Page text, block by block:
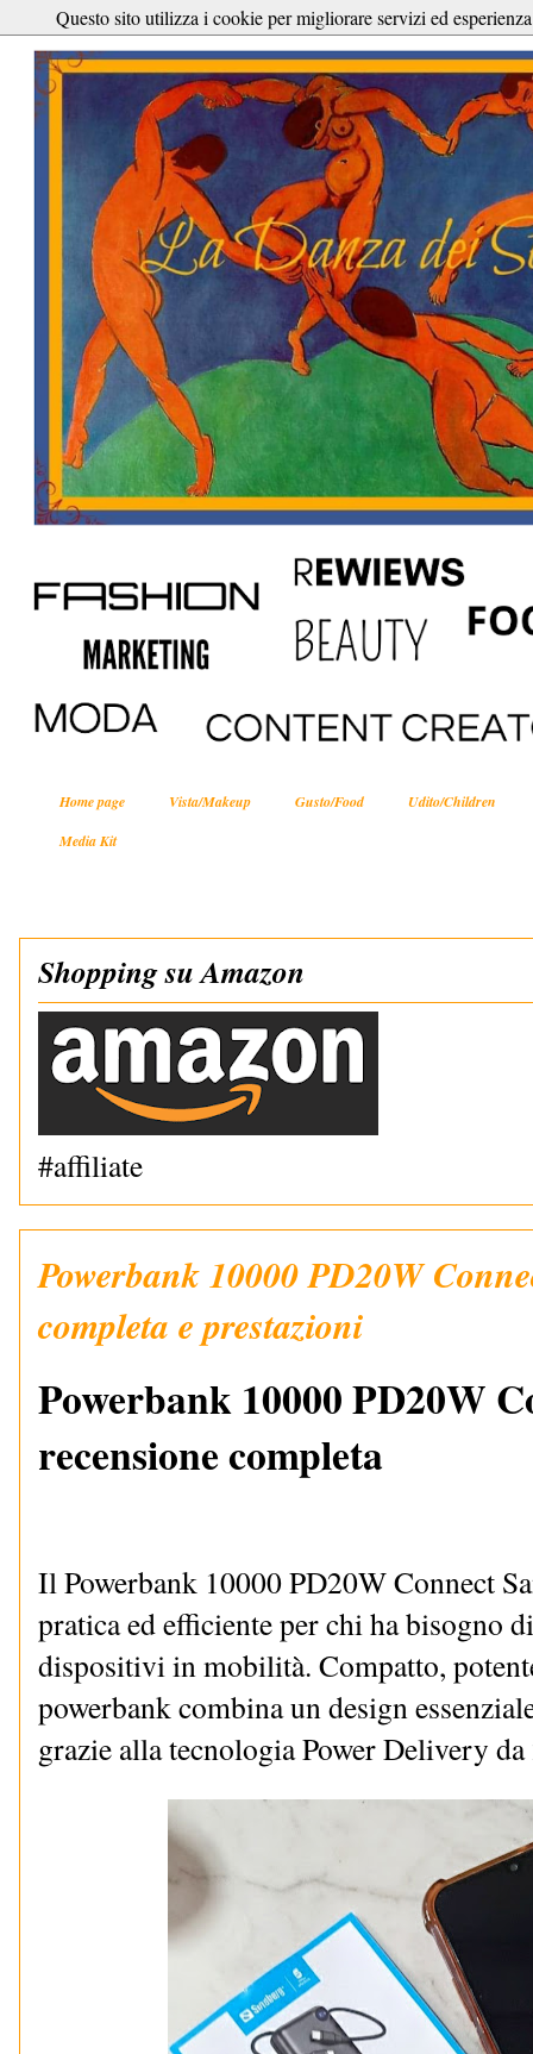
Home page Vista/Makeup Gusto/Food
Udito/Children
Media Kit
Shopping su Amazon
#affiliate
Powerbank 10000 PD20W
completa e prestazioni
Powerbank 10000 PD20W
recensione completa
Il Powerbank 10000 PD20W Connect
pratica ed efficiente per chi ha bisogno
dispositivi in mobilità. Compatto,
powerbank combina un design
grazie alla tecnologia Power Delivery
Questo sito utilizza i cookie per migliorare servizi ed